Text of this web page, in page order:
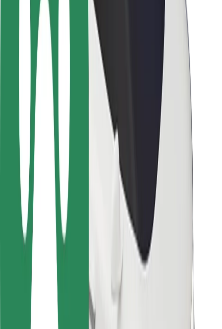
Bezpieczeństwo pasażerów
Bezpieczeństwo kierowców
Bezpieczna jazda na hulajnogach
Laboratorium bezpieczeństwa
Miasta
Lokalizacje
Rozwiązania dla miast
Lotniska
Stacje ładowania Bolt
Pomoc
Dla pasażerów
Dla kierowców
Dla dostawców
Bolt Food
Dla restauracji
Bolt for Business
Inna